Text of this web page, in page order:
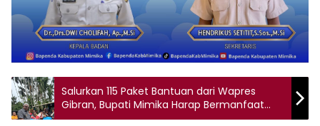
Salurkan 115 Paket Bantuan dari Wapres
Gibran, Bupati Mimika Harap Bermanfaat
Bagi Penerima